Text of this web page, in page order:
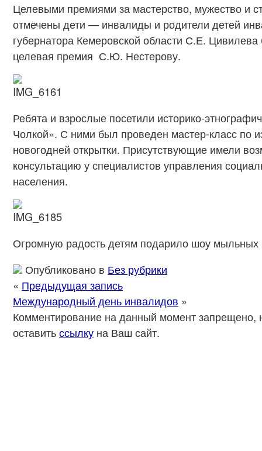
Целевыми премиями за мастерство, мужество и
отмечены дети — инвалиды и родители детей
губернатора Кемеровской области С.Е.
целевая премия С.Ю. Нестерову.
Ребята и взрослые посетили историко-
Чолкой». С ними был проведен мастер-класс по
новогодней открытки. Присутствующие имели
консультацию у специалистов управления
населения.
Огромную радость детям подарило шоу мыльных
Опубликовано в Без рубрики
« Предыдущая запись
Международный день инвалидов »
Комментирование на данный момент запрещено,
оставитьссылку на Ваш сайт.